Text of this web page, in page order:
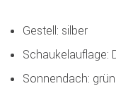
Gestell: silber
Schaukelauflage:
Sonnendach: grün